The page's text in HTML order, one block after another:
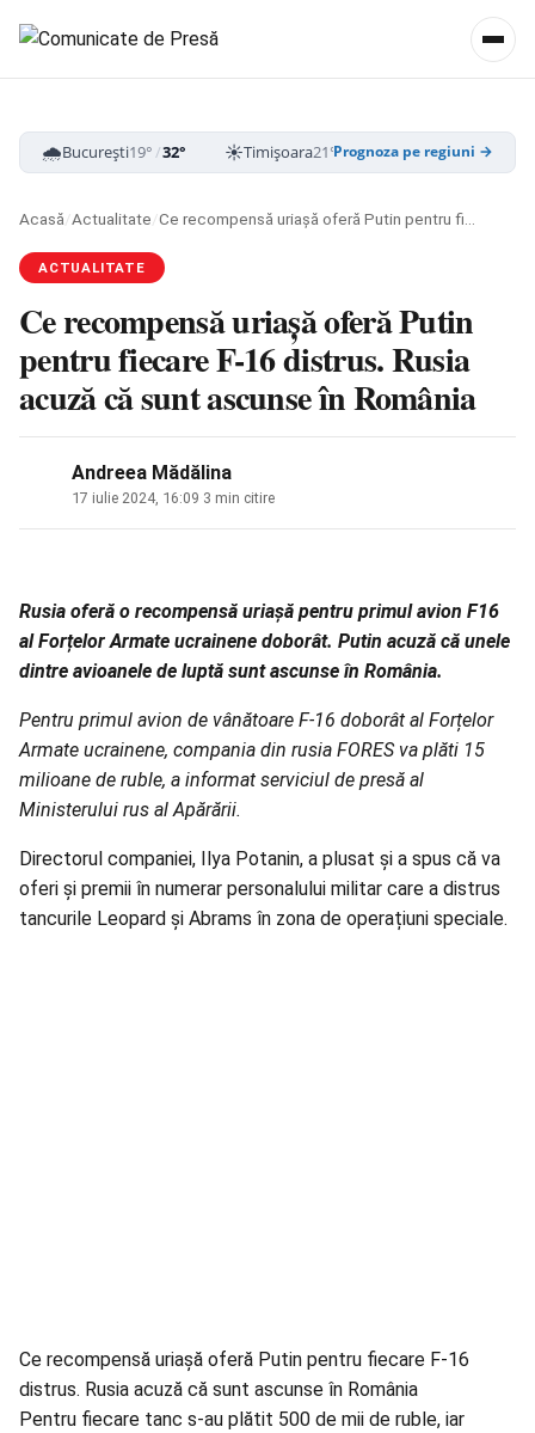
🌧️București19°/32° ☀️Timișoara21°/33° ☁️Cluj-Napoca
Prognoza pe regiuni →
Acasă/Actualitate/
ACTUALITATE
Ce recompensă uriașă oferă Putin
pentru fiecare F-16 distrus. Rusia
acuză că sunt ascunse în România
Andreea Mădălina
17 iulie 2024, 16:09 3 min citire
Rusia oferă o recompensă uriașă pentru primul avion F16
al Forțelor Armate ucrainene doborât. Putin acuză că unele
dintre avioanele de luptă sunt ascunse în România.
Pentru primul avion de vânătoare F-16 doborât al Forțelor
Armate ucrainene, compania din rusia FORES va plăti 15
milioane de ruble, a informat serviciul de presă al
Ministerului rus al Apărării.
Directorul companiei, Ilya Potanin, a plusat și a spus că va
oferi și premii în numerar personalului militar care a distrus
tancurile Leopard și Abrams în zona de operațiuni speciale.
Ce recompensă uriașă oferă Putin pentru fiecare F-16
distrus. Rusia acuză că sunt ascunse în România
Pentru fiecare tanc s-au plătit 500 de mii de ruble, iar